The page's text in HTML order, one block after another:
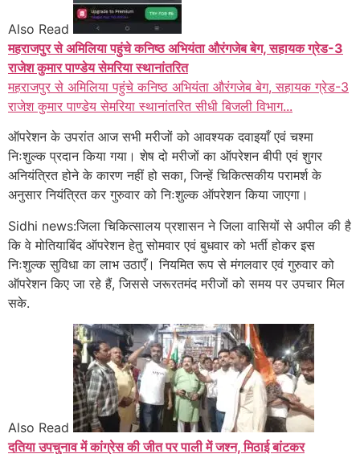
Also Read
महराजपुर से अमिलिया पहुंचे कनिष्ठ अभियंता औरंगजेब बेग, सहायक ग्रेड-3
राजेश कुमार पाण्डेय सेमरिया स्थानांतरित
महराजपुर से अमिलिया पहुंचे कनिष्ठ अभियंता औरंगजेब बेग, सहायक ग्रेड-3
राजेश कुमार पाण्डेय सेमरिया स्थानांतरित सीधी बिजली विभाग...
ऑपरेशन के उपरांत आज सभी मरीजों को आवश्यक दवाइयाँ एवं चश्मा
निःशुल्क प्रदान किया गया। शेष दो मरीजों का ऑपरेशन बीपी एवं शुगर
अनियंत्रित होने के कारण नहीं हो सका, जिन्हें चिकित्सकीय परामर्श के
अनुसार नियंत्रित कर गुरुवार को निःशुल्क ऑपरेशन किया जाएगा।
Sidhi news:जिला चिकित्सालय प्रशासन ने जिला वासियों से अपील की है
कि वे मोतियाबिंद ऑपरेशन हेतु सोमवार एवं बुधवार को भर्ती होकर इस
निःशुल्क सुविधा का लाभ उठाएँ। नियमित रूप से मंगलवार एवं गुरुवार को
ऑपरेशन किए जा रहे हैं, जिससे जरूरतमंद मरीजों को समय पर उपचार मिल
सके.
Also Read
दतिया उपचुनाव में कांग्रेस की जीत पर पाली में जश्न, मिठाई बांटकर